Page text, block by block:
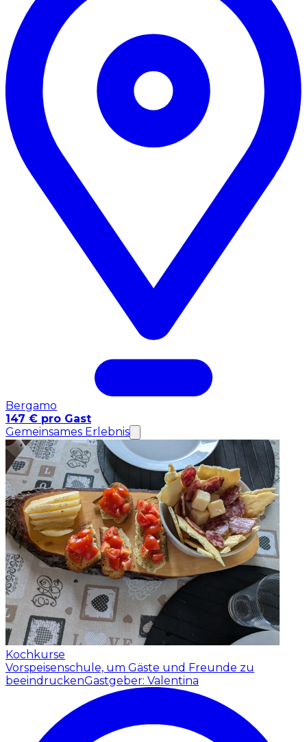
Bergamo
147 € pro Gast
Gemeinsames Erlebnis
Kochkurse
Vorspeisenschule, um Gäste und Freunde zu
beeindruckenGastgeber: Valentina